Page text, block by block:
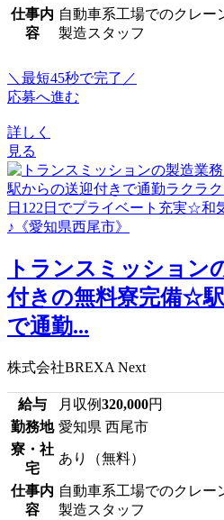
仕事内
容
自動車系工場でのクレー
製造スタッフ
＼最短45秒で完了／
応募へ進む
詳しく
見る
トランスミッション
付きの無料寮完備☆
で通勤...
株式会社BREXA Next
給与 月収例320,000円
勤務地 愛知県 西尾市
寮・社
宅
あり（無料）
仕事内
容
自動車系工場でのクレー
製造スタッフ